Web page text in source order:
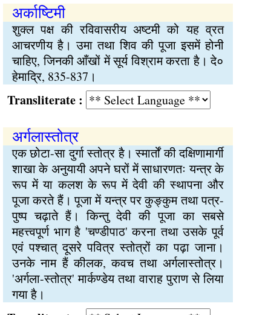
अर्काष्टिमी
शुक्ल पक्ष की रविवासरीय अष्टमी को यह व्रत
आचरणीय है। उमा तथा शिव की पूजा इसमें होनी
चाहिए, जिनकी आँखों में सूर्य विश्राम करता है। दे०
हेमाद्रि, 835-837।
:
अर्गलास्तोत्र
एक छोटा-सा दुर्गा स्तोत्र है। स्मार्तों की दक्षिणामार्गी
शाखा के अनुयायी अपने घरों में साधारणतः यन्त्र के
रूप में या कलश के रूप में देवी की स्थापना और
पूजा करते हैं। पूजा में यन्त्र पर कुङ्कुम तथा पत्र-
पुष्प चढ़ाते हैं। किन्तु देवी की पूजा का सबसे
महत्त्वपूर्ण भाग है 'चण्डीपाठ' करना तथा उसके पूर्व
एवं पश्चात् दूसरे पवित्र स्तोत्रों का पढ़ा जाना।
उनके नाम हैं कीलक, कवच तथा अर्गलास्तोत्र।
'अर्गला-स्तोत्र' मार्कण्डेय तथा वाराह पुराण से लिया
गया है।